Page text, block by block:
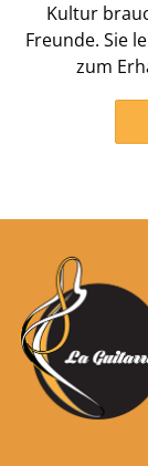
Kultur
Freunde. Sie
zum